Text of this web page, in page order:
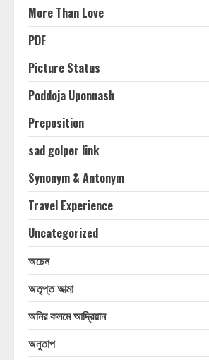
More Than Love
PDF
Picture Status
Poddoja Uponnash
Preposition
sad golper link
Synonym & Antonym
Travel Experience
Uncategorized
অচেন
অতৃপ্ত আত্মা
অনির কলমে আদ্রিয়ান
অনুতাপ